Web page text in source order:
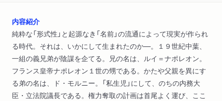
内容紹介
純粋な「形式性」と起源なき「名前」の流通によって現実が作られ
る時代。それは、いかにして生まれたのか―。１９世紀中葉、
一組の義兄弟が陰謀を企てる。兄の名は、ルイ＝ナポレオン。
フランス皇帝ナポレオン１世の甥である。かたや父親を異にす
る弟の名は、ド・モルニー。「私生児」にして、のちの内務大
臣・立法院議長である。権力奪取の計画は首尾よく運び、ここ